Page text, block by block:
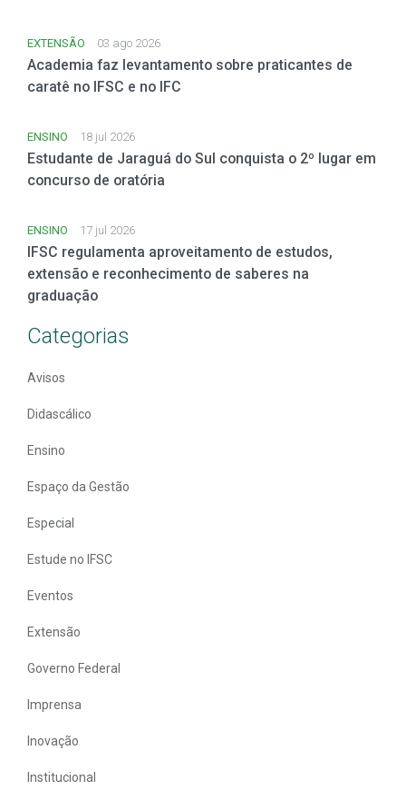
EXTENSÃO 03 ago 2026
Academia faz levantamento sobre praticantes de
caratê no IFSC e no IFC
ENSINO 18 jul 2026
Estudante de Jaraguá do Sul conquista o 2º lugar em
concurso de oratória
ENSINO 17 jul 2026
IFSC regulamenta aproveitamento de estudos,
extensão e reconhecimento de saberes na
graduação
Categorias
Avisos
Didascálico
Ensino
Espaço da Gestão
Especial
Estude no IFSC
Eventos
Extensão
Governo Federal
Imprensa
Inovação
Institucional